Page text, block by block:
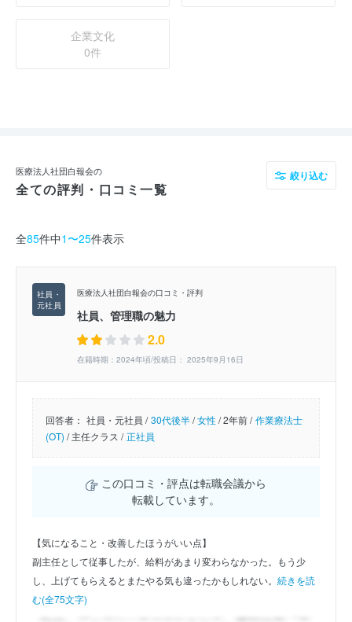
企業文化
0件
医療法人社団白報会の
全ての評判・口コミ一覧
絞り込む
全85件中1〜25件表示
医療法人社団白報会の口コミ・評判
社員、管理職の魅力
2.0
在籍時期：2024年頃/投稿日： 2025年9月16日
回答者： 社員・元社員 / 30代後半/女性/2年前 / 作業療法士
(OT) /主任クラス / 正社員
この口コミ・評点は転職会議から
転載しています。
【気になること・改善したほうがいい点】
副主任として従事したが、給料があまり変わらなかった。もう少
し、上げてもらえるとまたやる気も違ったかもしれない。 続きを読
む(全75文字)